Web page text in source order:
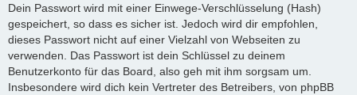
Dein Passwort wird mit einer Einwege-Verschlüsselung (Hash)
gespeichert, so dass es sicher ist. Jedoch wird dir empfohlen,
dieses Passwort nicht auf einer Vielzahl von Webseiten zu
verwenden. Das Passwort ist dein Schlüssel zu deinem
Benutzerkonto für das Board, also geh mit ihm sorgsam um.
Insbesondere wird dich kein Vertreter des Betreibers, von phpBB